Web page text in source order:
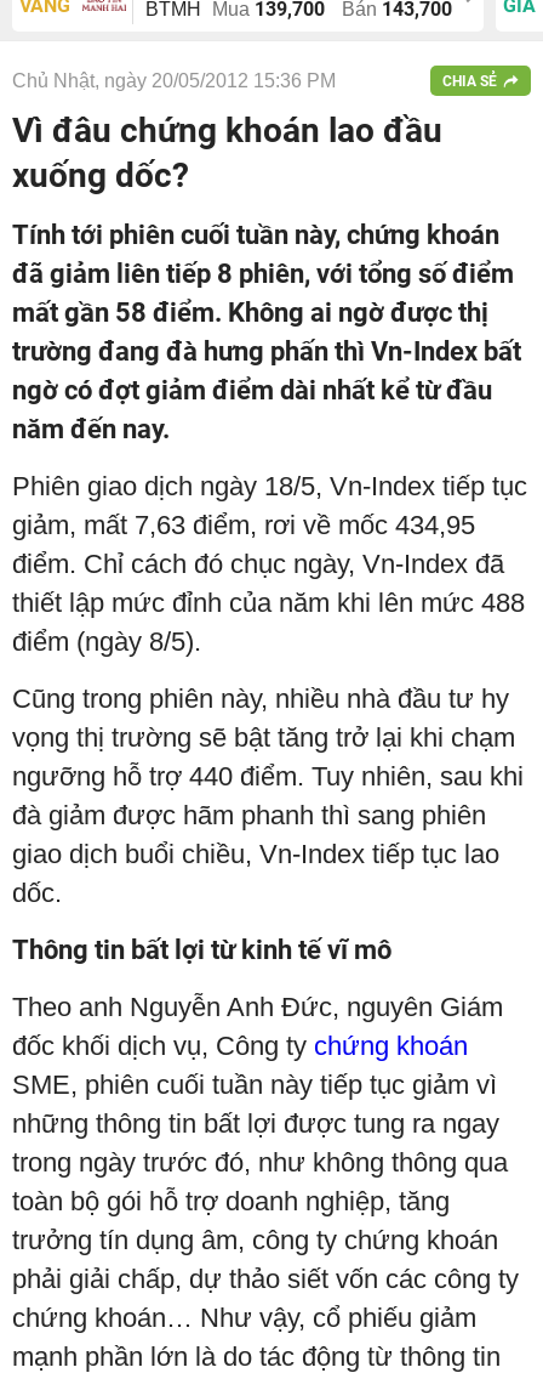
VÀNG
BTMH Mua 139,700 Bán 143,700
GIÁ
Chủ Nhật, ngày 20/05/2012 15:36 PM CHIA SẺ
Vì đâu chứng khoán lao đầu
xuống dốc?
Tính tới phiên cuối tuần này, chứng khoán
đã giảm liên tiếp 8 phiên, với tổng số điểm
mất gần 58 điểm. Không ai ngờ được thị
trường đang đà hưng phấn thì Vn-Index bất
ngờ có đợt giảm điểm dài nhất kể từ đầu
năm đến nay.
Phiên giao dịch ngày 18/5, Vn-Index tiếp tục
giảm, mất 7,63 điểm, rơi về mốc 434,95
điểm. Chỉ cách đó chục ngày, Vn-Index đã
thiết lập mức đỉnh của năm khi lên mức 488
điểm (ngày 8/5).
Cũng trong phiên này, nhiều nhà đầu tư hy
vọng thị trường sẽ bật tăng trở lại khi chạm
ngưỡng hỗ trợ 440 điểm. Tuy nhiên, sau khi
đà giảm được hãm phanh thì sang phiên
giao dịch buổi chiều, Vn-Index tiếp tục lao
dốc.
Thông tin bất lợi từ kinh tế vĩ mô
Theo anh Nguyễn Anh Đức, nguyên Giám
đốc khối dịch vụ, Công ty chứng khoán
SME, phiên cuối tuần này tiếp tục giảm vì
những thông tin bất lợi được tung ra ngay
trong ngày trước đó, như không thông qua
toàn bộ gói hỗ trợ doanh nghiệp, tăng
trưởng tín dụng âm, công ty chứng khoán
phải giải chấp, dự thảo siết vốn các công ty
chứng khoán… Như vậy, cổ phiếu giảm
mạnh phần lớn là do tác động từ thông tin